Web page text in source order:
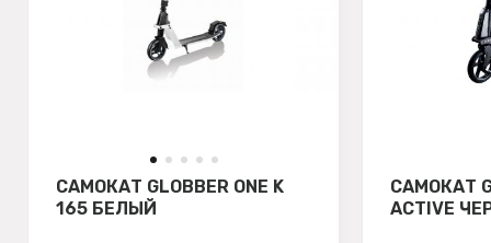
САМОКАТ GLOBBER ONE K
165 БЕЛЫЙ
САМОКАТ
ACTIVE